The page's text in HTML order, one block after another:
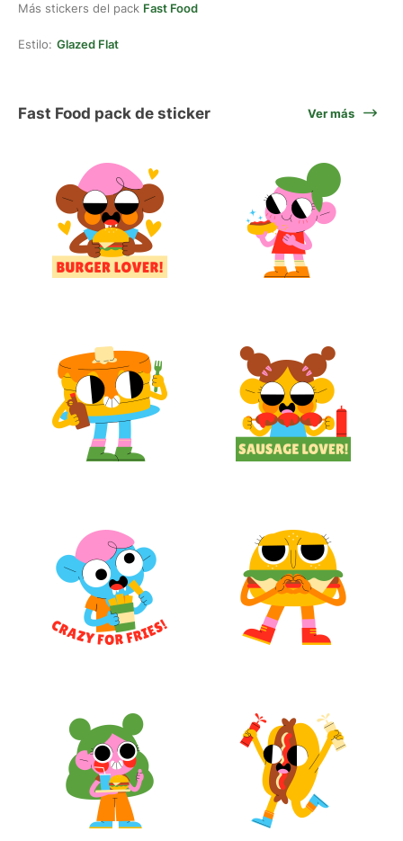
Más stickers del pack Fast Food
Estilo: Glazed Flat
Fast Food pack de sticker Ver más